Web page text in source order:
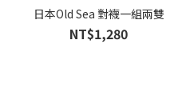
日本Old Sea 對襪一組兩雙
NT$1,280